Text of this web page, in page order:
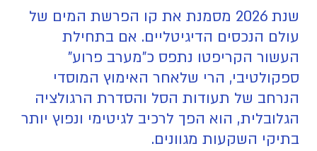
שנת 2026 מסמנת את קו הפרשת המים של
עולם הנכסים הדיגיטליים. אם בתחילת
העשור הקריפטו נתפס כ"מערב פרוע"
ספקולטיבי, הרי שלאחר האימוץ המוסדי
הנרחב של תעודות הסל והסדרת הרגולציה
הגלובלית, הוא הפך לרכיב לגיטימי ונפוץ יותר
בתיקי השקעות מגוונים.